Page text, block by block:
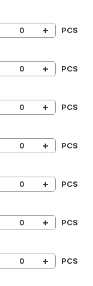
+ PCS
+ PCS
+ PCS
+ PCS
+ PCS
+ PCS
+ PCS